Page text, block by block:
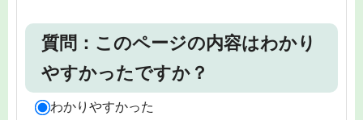
質問：このページの内容はわかり
やすかったですか？
わかりやすかった